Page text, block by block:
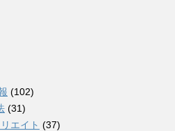
(102)
(31)
エイト (37)